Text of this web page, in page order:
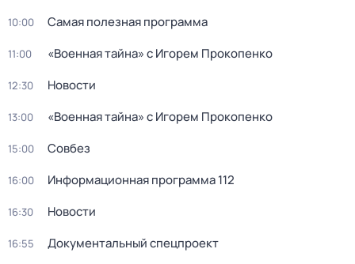
10:00 Самая полезная программа
11:00 «Военная тайна» с Игорем Прокопенко
12:30 Новости
13:00 «Военная тайна» с Игорем Прокопенко
15:00 Совбез
16:00 Информационная программа 112
16:30 Новости
16:55 Документальный спецпроект